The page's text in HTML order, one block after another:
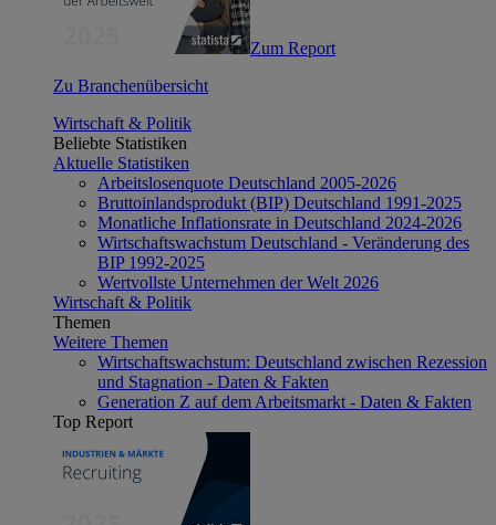
Zum Report
Zu Branchenübersicht
Wirtschaft & Politik
Beliebte Statistiken
Aktuelle Statistiken
Arbeitslosenquote Deutschland 2005-2026
Bruttoinlandsprodukt (BIP) Deutschland 1991-2025
Monatliche Inflationsrate in Deutschland 2024-2026
Wirtschaftswachstum Deutschland - Veränderung des
BIP 1992-2025
Wertvollste Unternehmen der Welt 2026
Wirtschaft & Politik
Themen
Weitere Themen
Wirtschaftswachstum: Deutschland zwischen Rezession
und Stagnation - Daten & Fakten
Generation Z auf dem Arbeitsmarkt - Daten & Fakten
Top Report